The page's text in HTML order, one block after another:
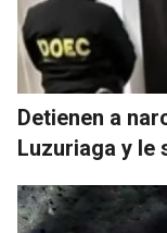
Detienen a
Luzuriaga y le